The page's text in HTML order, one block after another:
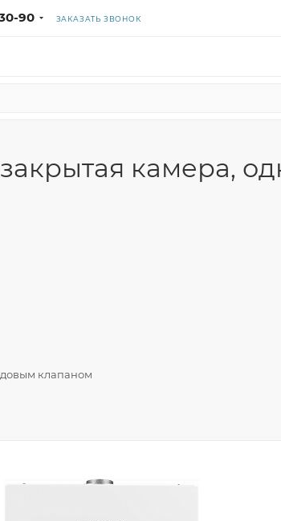
90 ЗАКАЗАТЬ ЗВОНОК
камера,
клапаном